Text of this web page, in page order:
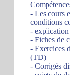
- Les cours
conditions
-
- Fiches de
- Exercices
(TD)
- Corrigés